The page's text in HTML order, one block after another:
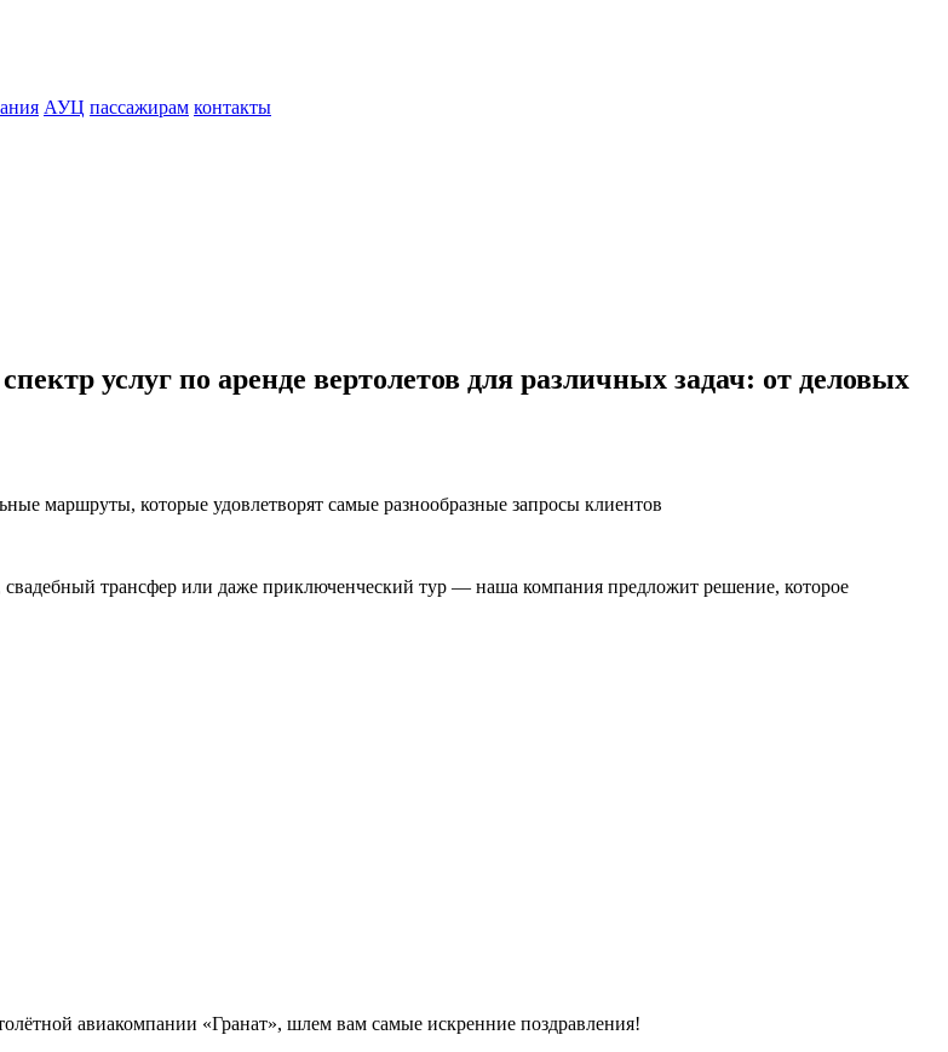
АУЦ пассажирам контакты
услуг по аренде вертолетов для различных задач: от деловых
маршруты, которые удовлетворят самые разнообразные запросы клиентов
трансфер или даже приключенческий тур — наша компания предложит решение, которое
авиакомпании «Гранат», шлем вам самые искренние поздравления!